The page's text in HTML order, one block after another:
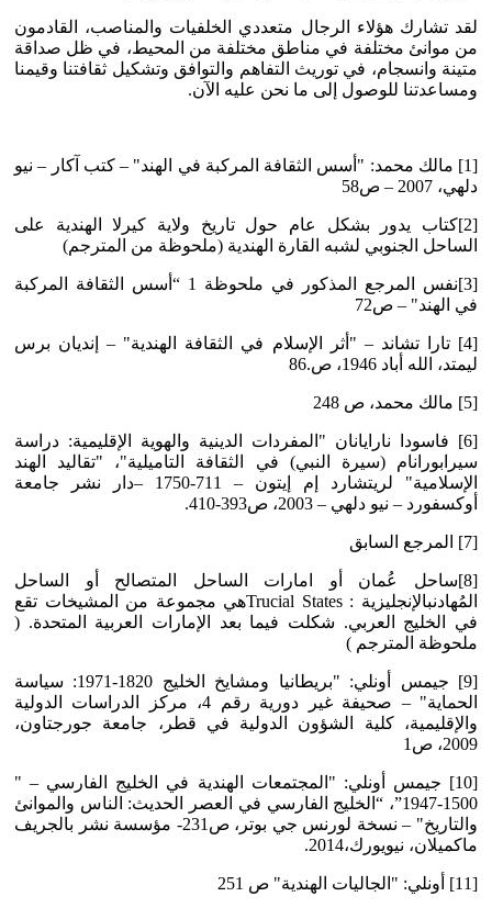
لقد تشارك هؤلاء الرجال متعددي الخلفيات والمناصب، القادمون
من موانئ مختلفة في مناطق مختلفة من المحيط، في ظل صداقة
متينة وانسجام، في توريث التفاهم والتوافق وتشكيل ثقافتنا وقيمنا
ومساعدتنا للوصول إلى ما نحن عليه الآن.
[1] مالك محمد: "أسس الثقافة المركبة في الهند" – كتب آكار – نيو
دلهي، 2007 – ص58
[2]كتاب يدور بشكل عام حول تاريخ ولاية كيرلا الهندية على
الساحل الجنوبي لشبه القارة الهندية (ملحوظة من المترجم)
[3]نفس المرجع المذكور في ملحوظة 1 “أسس الثقافة المركبة
في الهند" – ص72
[4] تارا تشاند – "أثر الإسلام في الثقافة الهندية" – إنديان برس
ليمتد، الله أباد 1946، ص.86
[5] مالك محمد، ص 248
[6] فاسودا نارايانان "المفردات الدينية والهوية الإقليمية: دراسة
سيرابورانام (سيرة النبي) في الثقافة التاميلية"، "تقاليد الهند
الإسلامية" لريتشارد إم إيتون – 711-1750 –دار نشر جامعة
أوكسفورد – نيو دلهي – 2003، ص393-410.
[7] المرجع السابق
[8]ساحل عُمان أو امارات الساحل المتصالح أو الساحل
المُهادنبالإنجليزية : Trucial Statesهي مجموعة من المشيخات تقع
في الخليج العربي. شكلت فيما بعد الإمارات العربية المتحدة. (
ملحوظة المترجم )
[9] جيمس أونلي: "بريطانيا ومشايخ الخليج 1820-1971: سياسة
الحماية" – صحيفة غير دورية رقم 4، مركز الدراسات الدولية
والإقليمية، كلية الشؤون الدولية في قطر، جامعة جورجتاون،
2009، ص1
[10] جيمس أونلي: "المجتمعات الهندية في الخليج الفارسي – "
1500-1947”، “الخليج الفارسي في العصر الحديث: الناس والموانئ
والتاريخ" – نسخة لورنس جي بوتر، ص231- مؤسسة نشر بالجريف
ماكميلان، نيويورك،2014.
[11] أونلي: "الجاليات الهندية" ص 251